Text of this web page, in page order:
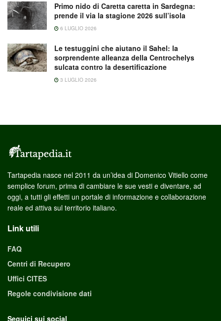
Primo nido di Caretta caretta in Sardegna:
prende il via la stagione 2026 sull’isola
6 LUGLIO 2026
Le testuggini che aiutano il Sahel: la
sorprendente alleanza della Centrochelys
sulcata contro la desertificazione
3 LUGLIO 2026
Tartapedia nasce nel 2011 da un’idea di Domenico Vitiello come
semplice forum, prima di cambiare le sue vesti e diventare, ad
oggi, a tutti gli effetti un portale di informazione e collaborazione
reale ed attiva sul territorio italiano.
Link utili
FAQ
Centri di Recupero
Uffici CITES
Regole condivisione dati
Seguici sui social